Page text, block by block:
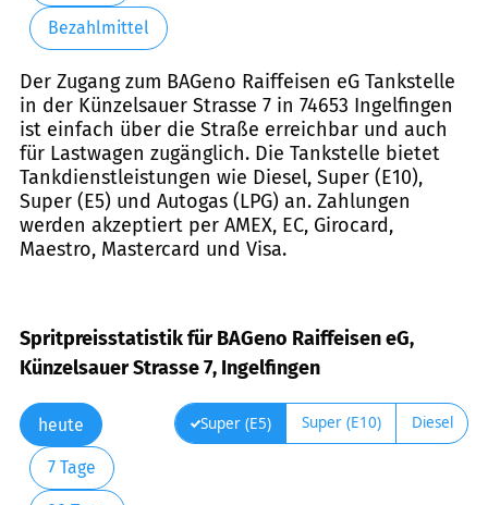
Bezahlmittel
Der Zugang zum BAGeno Raiffeisen eG Tankstelle
in der Künzelsauer Strasse 7 in 74653 Ingelfingen
ist einfach über die Straße erreichbar und auch
für Lastwagen zugänglich. Die Tankstelle bietet
Tankdienstleistungen wie Diesel, Super (E10),
Super (E5) und Autogas (LPG) an. Zahlungen
werden akzeptiert per AMEX, EC, Girocard,
Maestro, Mastercard und Visa.
Spritpreisstatistik für BAGeno Raiffeisen eG,
Künzelsauer Strasse 7, Ingelfingen
heute
7 Tage
Super (E5) Super (E10) Diesel